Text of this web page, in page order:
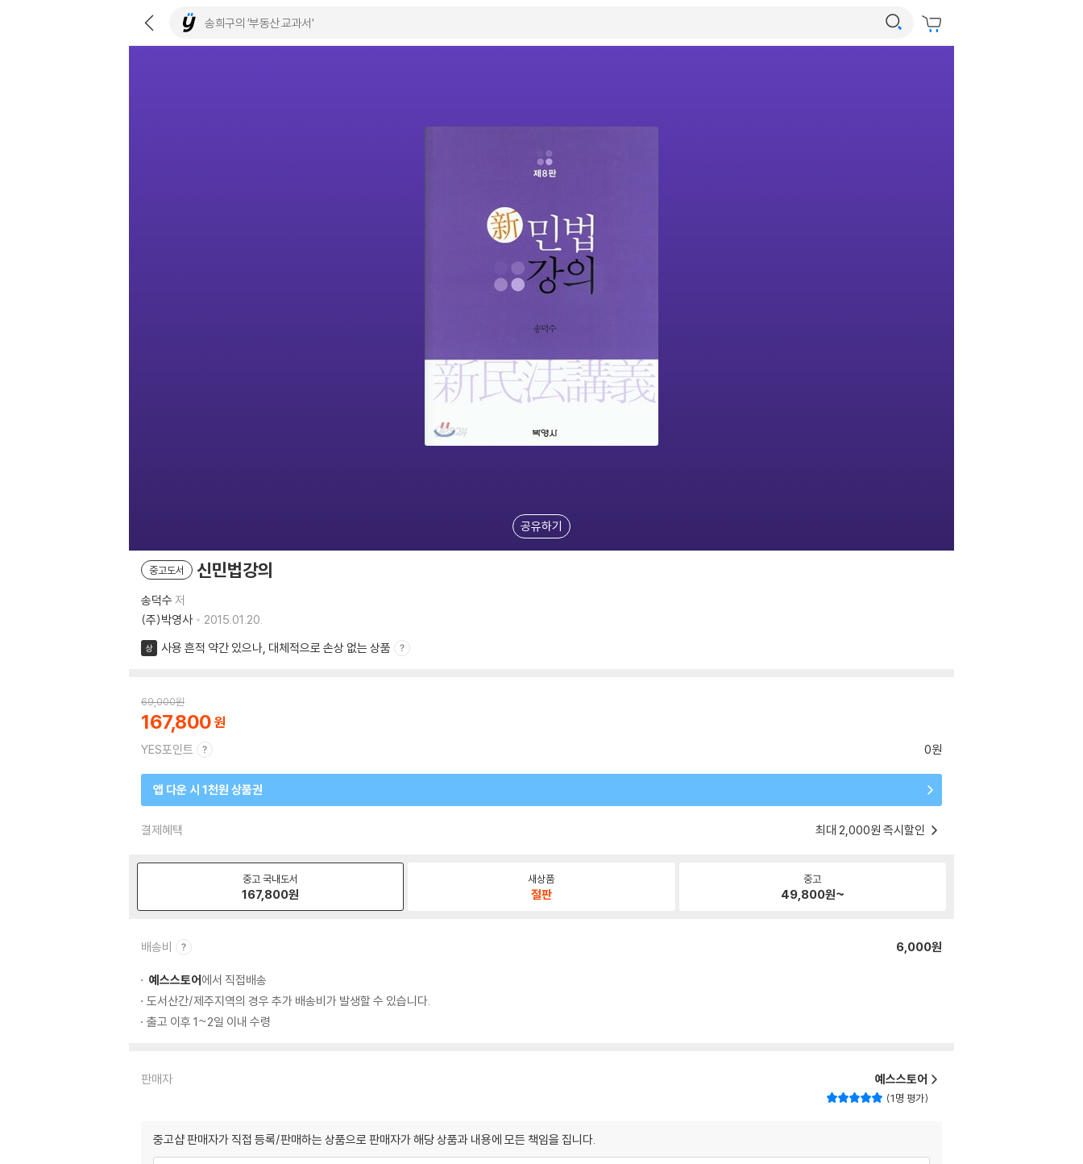
공유하기
중고도서 신민법강의
송덕수 저
(주)박영사
2015.01.20.
상 사용 흔적 약간 있으나, 대체적으로 손상 없는 상품
69,000원
167,800
YES포인트 0원
앱 다운 시 1천원 상품권
결제혜택 최대 2,000원 즉시할인
중고 국내도서
167,800원
새상품
절판
중고
49,800원~
배송비 6,000원
예스스토어에서 직접배송
도서산간/제주지역의 경우 추가 배송비가 발생할 수 있습니다.
출고 이후 1~2일 이내 수령
판매자 예스스토어
1명 평가
중고샵 판매자가 직접 등록/판매하는 상품으로 판매자가 해당 상품과 내용에 모든 책임을 집니다.